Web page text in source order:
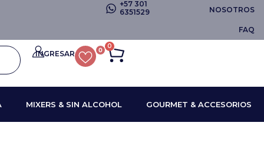
+57 301
6351529
NOSOTROS
FAQ
INGRESAR 0 0
MIXERS & SIN ALCOHOL GOURMET & ACCESORIOS